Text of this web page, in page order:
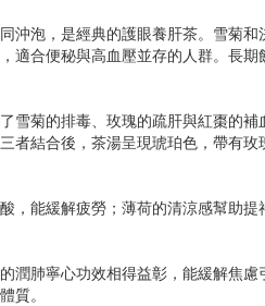
沖泡，是經典的護眼養肝茶。雪菊
適合便秘與高血壓並存的人群。長期
雪菊的排毒、玫瑰的疏肝與紅棗的
者結合後，茶湯呈現琥珀色，帶有
，能緩解疲勞；薄荷的清涼感幫助提
潤肺寧心功效相得益彰，能緩解焦
質。